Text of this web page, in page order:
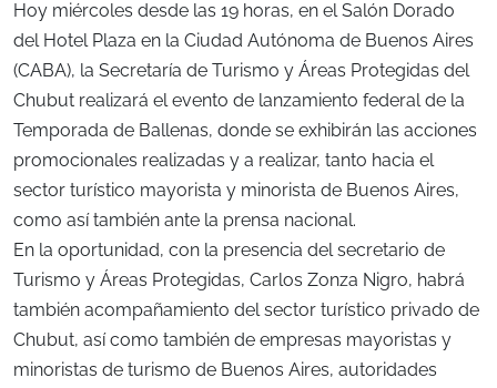
Hoy miércoles desde las 19 horas, en el Salón Dorado
del Hotel Plaza en la Ciudad Autónoma de Buenos Aires
(CABA), la Secretaría de Turismo y Áreas Protegidas del
Chubut realizará el evento de lanzamiento federal de la
Temporada de Ballenas, donde se exhibirán las acciones
promocionales realizadas y a realizar, tanto hacia el
sector turístico mayorista y minorista de Buenos Aires,
como así también ante la prensa nacional.
En la oportunidad, con la presencia del secretario de
Turismo y Áreas Protegidas, Carlos Zonza Nigro, habrá
también acompañamiento del sector turístico privado de
Chubut, así como también de empresas mayoristas y
minoristas de turismo de Buenos Aires, autoridades